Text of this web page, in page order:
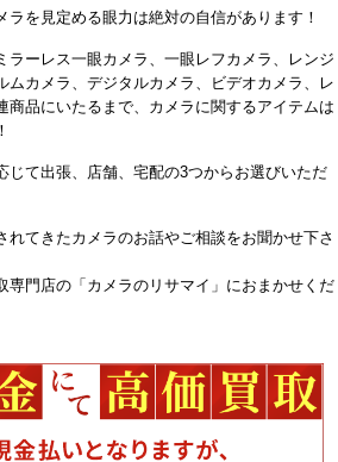
ラを見定める眼力は絶対の自信があります！
ラーレス一眼カメラ、一眼レフカメラ、レンジ
ムカメラ、デジタルカメラ、ビデオカメラ、レ
商品にいたるまで、カメラに関するアイテムは
じて出張、店舗、宅配の3つからお選びいただ
れてきたカメラのお話やご相談をお聞かせ下さ
専門店の「カメラのリサマイ」におまかせくだ